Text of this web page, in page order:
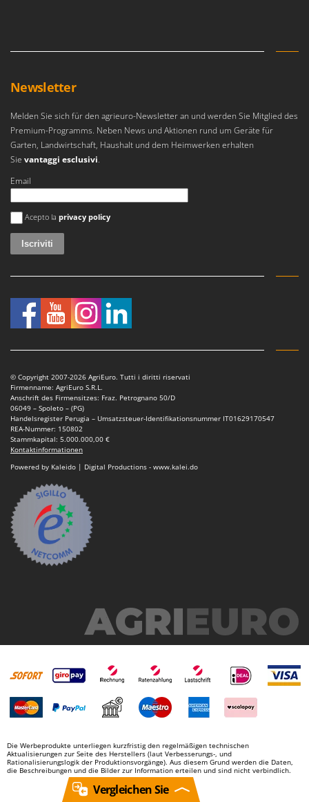
Newsletter
Melden Sie sich für den agrieuro-Newsletter an und werden Sie Mitglied des
Premium-Programms. Neben News und Aktionen rund um Geräte für
Garten, Landwirtschaft, Haushalt und dem Heimwerken erhalten
Sie vantaggi esclusivi.
Email
Si è verificato un errore
Acepto la privacy policy
© Copyright 2007-2026 AgriEuro. Tutti i diritti riservati
Firmenname: AgriEuro S.R.L.
Anschrift des Firmensitzes: Fraz. Petrognano 50/D
06049 – Spoleto – (PG)
Handelsregister Perugia – Umsatzsteuer-Identifikationsnummer IT01629170547
REA-Nummer: 150802
Stammkapital: 5.000.000,00 €
Kontaktinformationen
Powered by Kaleido | Digital Productions - www.kalei.do
Die Werbeprodukte unterliegen kurzfristig den regelmäßigen technischen
Aktualisierungen zur Seite des Herstellers (laut Verbesserungs-, und
Rationalisierungslogik der Produktionsvorgänge). Aus diesem Grund werden die Daten,
die Beschreibungen und die Bilder zur Information erteilen und sind nicht verbindlich.
Vergleichen Sie